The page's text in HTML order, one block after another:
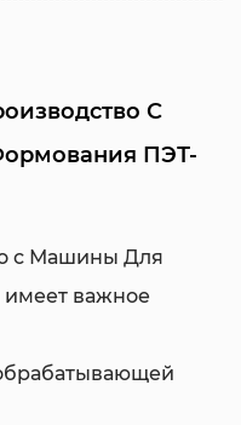
С
ПЭТ-
с Машины Для
имеет важное